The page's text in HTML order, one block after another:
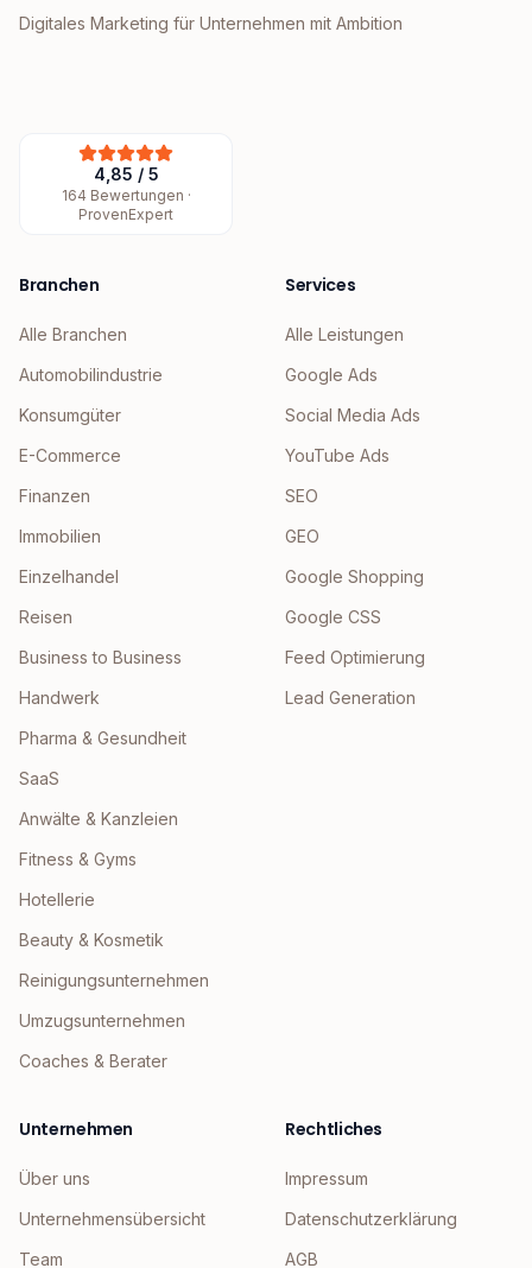
Digitales Marketing für Unternehmen mit Ambition
4,85 / 5
164 Bewertungen ·
ProvenExpert
Branchen
Alle Branchen
Automobilindustrie
Konsumgüter
E-Commerce
Finanzen
Immobilien
Einzelhandel
Reisen
Business to Business
Handwerk
Pharma & Gesundheit
SaaS
Anwälte & Kanzleien
Fitness & Gyms
Hotellerie
Beauty & Kosmetik
Reinigungsunternehmen
Umzugsunternehmen
Coaches & Berater
Services
Alle Leistungen
Google Ads
Social Media Ads
YouTube Ads
SEO
GEO
Google Shopping
Google CSS
Feed Optimierung
Lead Generation
Unternehmen
Über uns
Unternehmensübersicht
Team
Rechtliches
Impressum
Datenschutzerklärung
AGB